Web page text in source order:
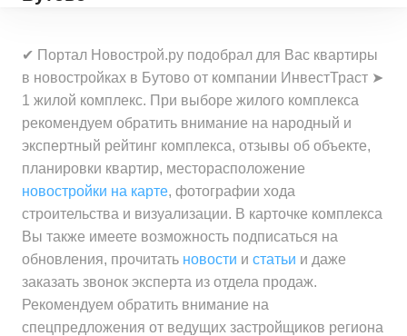
✔ Портал Новострой.ру подобрал для Вас квартиры
в новостройках в Бутово от компании ИнвестТраст ➤
1 жилой комплекс. При выборе жилого комплекса
рекомендуем обратить внимание на народный и
экспертный рейтинг комплекса, отзывы об объекте,
планировки квартир, месторасположение
новостройки на карте, фотографии хода
строительства и визуализации. В карточке комплекса
Вы также имеете возможность подписаться на
обновления, прочитать новости и статьи и даже
заказать звонок эксперта из отдела продаж.
Рекомендуем обратить внимание на
спецпредложения от ведущих застройщиков региона